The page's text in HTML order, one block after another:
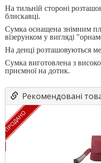
На тильній стороні
блискавці.
Сумка оснащена знімним
візерунком у вигляді
На денці розташовуються
Сумка виготовлена ​​з
приємної на дотик.
Рекомендовані
ПРОДАНО